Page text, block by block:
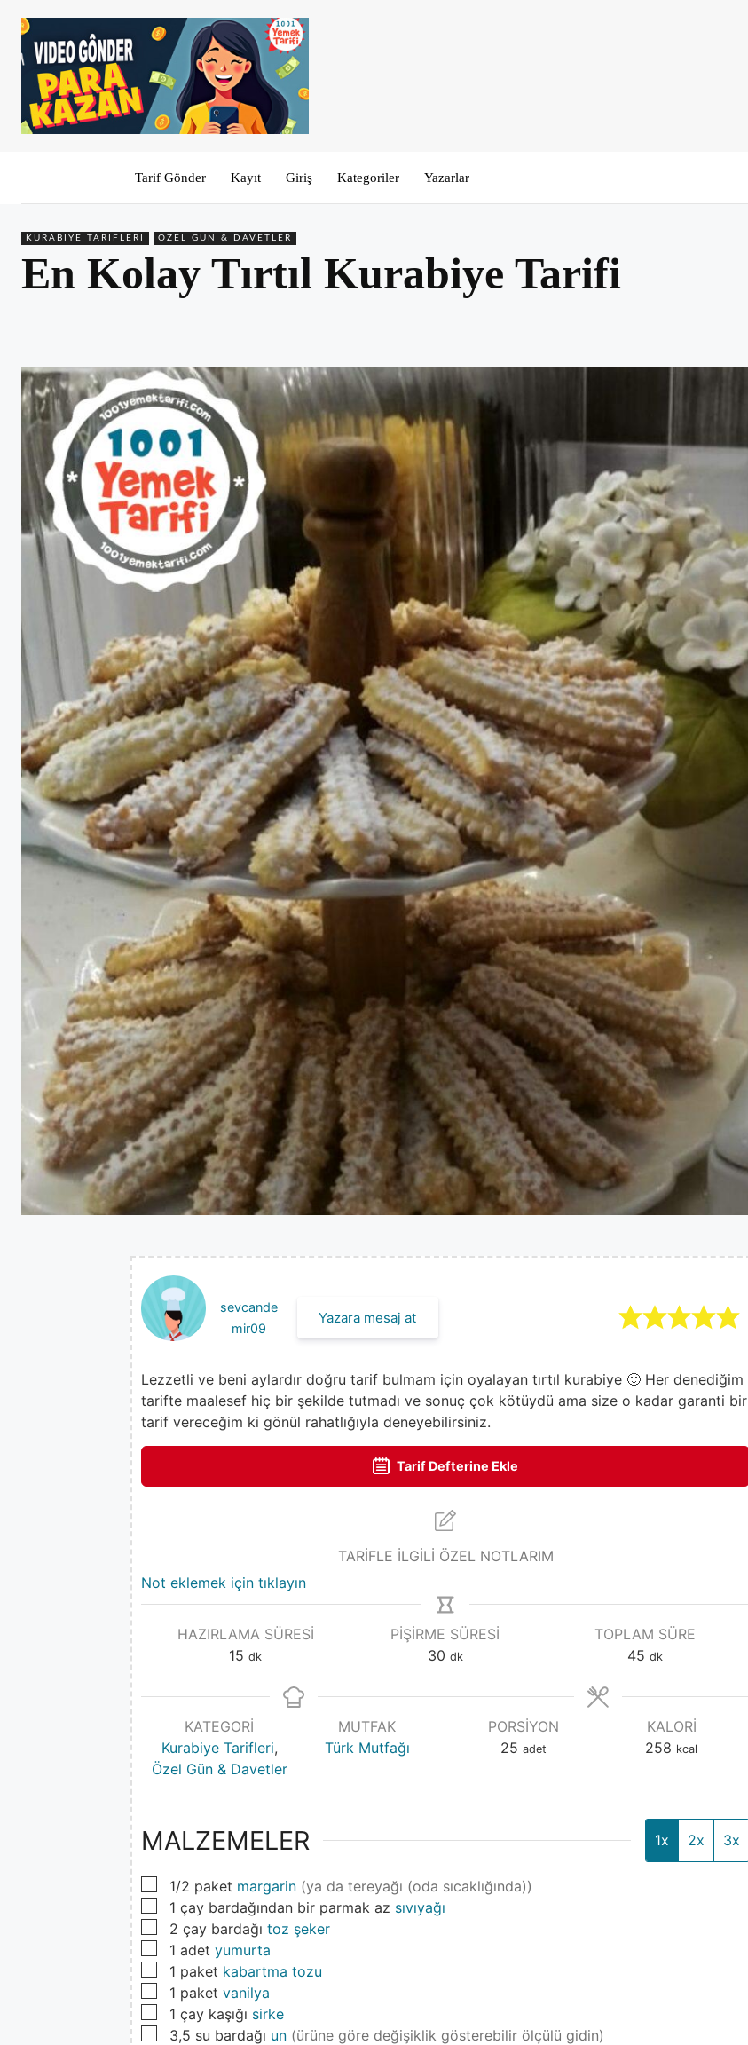
Tarif Gönder Kayıt Giriş Kategoriler Yazarlar
KURABIYE TARIFLERI ÖZEL GÜN & DAVETLER
En Kolay Tırtıl Kurabiye Tarifi
sevcande
mir09
Yazara mesaj at
Lezzetli ve beni aylardır doğru tarif bulmam için oyalayan tırtıl kurabiye 🙂 Her denediğim
tarifte maalesef hiç bir şekilde tutmadı ve sonuç çok kötüydü ama size o kadar garanti bir
tarif vereceğim ki gönül rahatlığıyla deneyebilirsiniz.
Tarif Defterine Ekle
TARİFLE İLGİLİ ÖZEL NOTLARIM
Not eklemek için tıklayın
HAZIRLAMA SÜRESI
15 dk
PIŞIRME SÜRESI
30 dk
TOPLAM SÜRE
45 dk
KATEGORI
Kurabiye Tarifleri,
Özel Gün & Davetler
MUTFAK
Türk Mutfağı
PORSIYON
25 adet
KALORI
258 kcal
MALZEMELER 1x 2x 3x
▢
1/2 paket margarin (ya da tereyağı (oda sıcaklığında))
▢
1 çay bardağından bir parmak az sıvıyağı
▢
2 çay bardağı toz şeker
▢
1 adet yumurta
▢
1 paket kabartma tozu
▢
1 paket vanilya
▢
1 çay kaşığı sirke
▢
3,5 su bardağı un (ürüne göre değişiklik gösterebilir ölçülü gidin)